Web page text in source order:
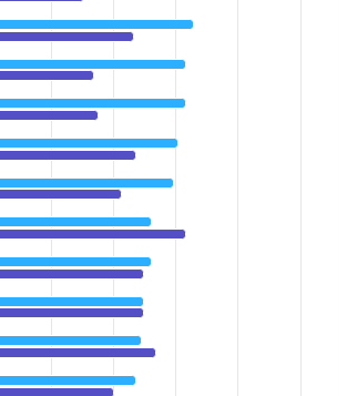
table, Overall First-Half Avg
1 X axis displaying categories.
1 Y axis displaying values. Data ranges